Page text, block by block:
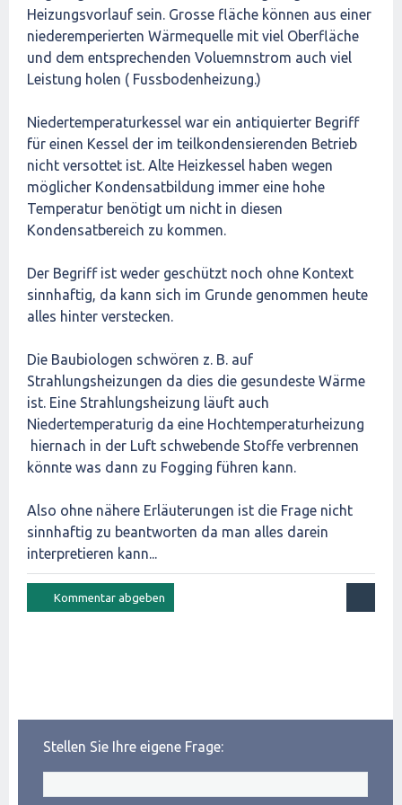
Heizungsvorlauf sein. Grosse fläche können aus einer
niederemperierten Wärmequelle mit viel Oberfläche
und dem entsprechenden Voluemnstrom auch viel
Leistung holen ( Fussbodenheizung.)
Niedertemperaturkessel war ein antiquierter Begriff
für einen Kessel der im teilkondensierenden Betrieb
nicht versottet ist. Alte Heizkessel haben wegen
möglicher Kondensatbildung immer eine hohe
Temperatur benötigt um nicht in diesen
Kondensatbereich zu kommen.
Der Begriff ist weder geschützt noch ohne Kontext
sinnhaftig, da kann sich im Grunde genommen heute
alles hinter verstecken.
Die Baubiologen schwören z. B. auf
Strahlungsheizungen da dies die gesundeste Wärme
ist. Eine Strahlungsheizung läuft auch
Niedertemperaturig da eine Hochtemperaturheizung
hiernach in der Luft schwebende Stoffe verbrennen
könnte was dann zu Fogging führen kann.
Also ohne nähere Erläuterungen ist die Frage nicht
sinnhaftig zu beantworten da man alles darein
interpretieren kann...
Stellen Sie Ihre eigene Frage: